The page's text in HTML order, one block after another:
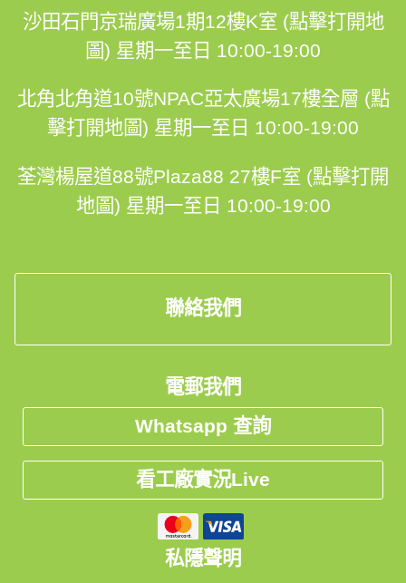
----------------------------------------------------------
--------------------------------------------------
✨✨✨訂造好傢俬 口碑之選✨✨✨
✅首創💯%完工保證
✅$0 報價、度尺、設計、出3D設計圖
✅澳洲及歐洲進口原材料
✅30年經驗的專業安裝團隊
✅明碼實價，絕無隱藏報價⚡
沙田石門京瑞廣場1期12樓K室 (點擊打開地
圖) 星期一至日 10:00-19:00
北角北角道10號NPAC亞太廣場17樓全層 (點
擊打開地圖) 星期一至日 10:00-19:00
荃灣楊屋道88號Plaza88 27樓F室 (點擊打開
地圖) 星期一至日 10:00-19:00
聯絡我們
電郵我們
Whatsapp 查詢
看工廠實況Live
私隱聲明